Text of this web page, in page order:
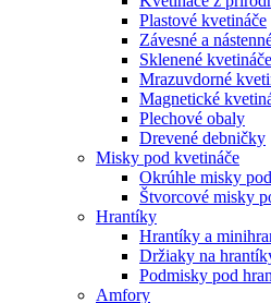
Plastové kvetináče
Závesné a
Sklenené
Mrazuvdorné
Magnetické
Plechové obaly
Drevené debničky
Misky pod kvetináče
Okrúhle misky
Štvorcové misky
Hrantíky
Hrantíky a
Držiaky na
Podmisky pod
Amfory